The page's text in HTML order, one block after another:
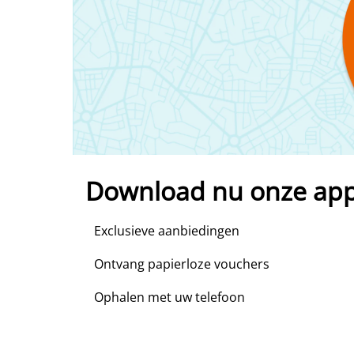
Download nu onze
Exclusieve aanbiedingen
Ontvang papierloze vouchers
Ophalen met uw telefoon